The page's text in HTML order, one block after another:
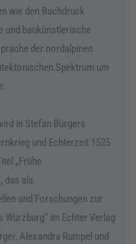
wie den Buchdruck
und baukünstlerische
der nordalpinen
Spektrum um
in Stefan Bürgers
und Echterzeit 1525
„Frühe
das als
und Forschungen zur
im Echter Verlag
Alexandra Rumpel und